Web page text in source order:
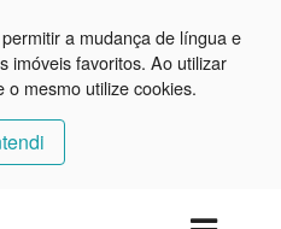
a mudança de língua e
imóveis favoritos. Ao utilizar
o mesmo utilize cookies.